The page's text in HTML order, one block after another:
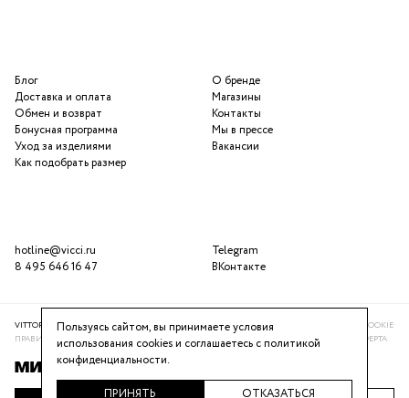
О бренде
Магазины
Контакты
Мы в прессе
Вакансии
Telegram
ВКонтакте
Блог
Доставка и оплата
Обмен и возврат
Бонусная программа
Уход за изделиями
Как подобрать размер
hotline@vicci.ru
8 495 646 16 47
VITTORIA VICCI © 2016-2025ПОЛИТИКА КОНФИДЕНЦИАЛЬНОСТИ
ИСПОЛЬЗОВАНИЕ COOKIE
ПРАВИЛА ПРОГРАММЫ ЛОЯЛЬНОСТИРЕКОМЕНДАТЕЛЬНАЯ СИСТЕМАПУБЛИЧНАЯ ОФЕРТА
Пользуясь сайтом, вы принимаете условия
использования cookies и соглашаетесь сполитикой
конфиденциальности.
ПРИНЯТЬ ОТКАЗАТЬСЯ